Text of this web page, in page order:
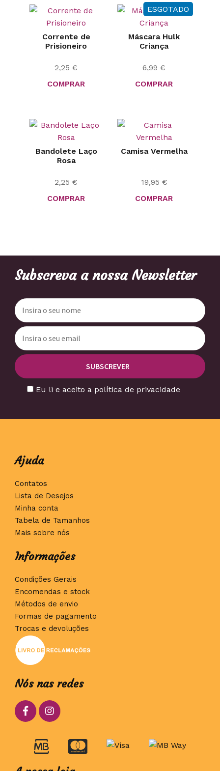
Corrente de
Prisioneiro
2,25 €
COMPRAR
ESGOTADO
Máscara Hulk
Criança
6,99 €
COMPRAR
Bandolete Laço
Rosa
2,25 €
COMPRAR
Camisa Vermelha
19,95 €
COMPRAR
Subscreva a nossa Newsletter
Eu li e aceito a política de privacidade
Ajuda
Contatos
Lista de Desejos
Minha conta
Tabela de Tamanhos
Mais sobre nós
Informações
Condições Gerais
Encomendas e stock
Métodos de envio
Formas de pagamento
Trocas e devoluções
Nós nas redes